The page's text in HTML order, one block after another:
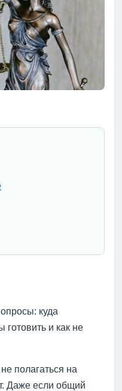
куда
готовить и как не
полагаться на
Даже если общий